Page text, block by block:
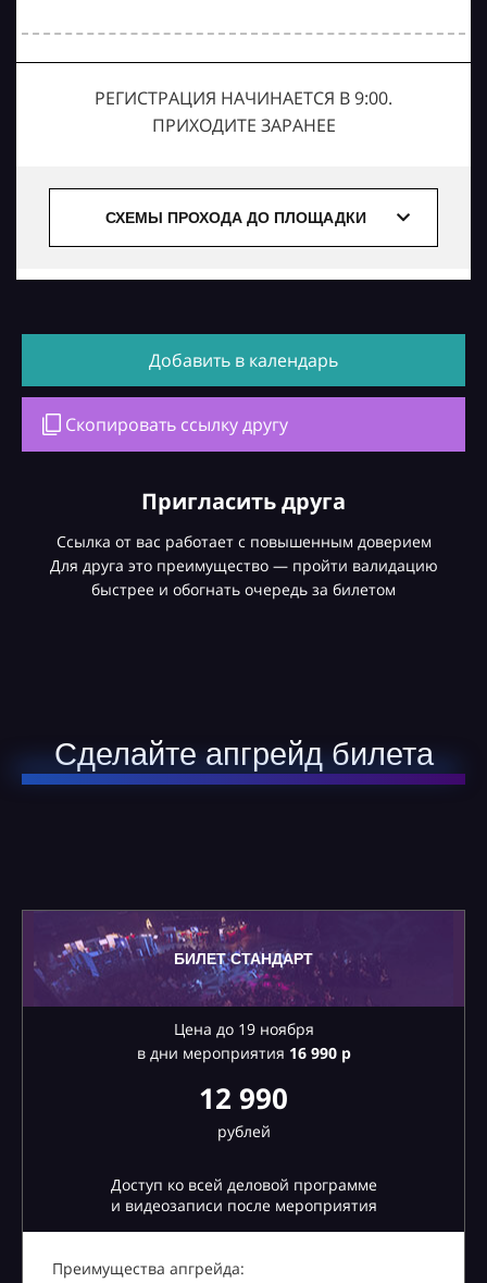
РЕГИСТРАЦИЯ НАЧИНАЕТСЯ В 9:00.
ПРИХОДИТЕ ЗАРАНЕЕ
СХЕМЫ ПРОХОДА ДО ПЛОЩАДКИ
Добавить в календарь
Скопировать ссылку другу
Пригласить друга
Ссылка от вас работает с повышенным доверием
Для друга это преимущество — пройти валидацию
быстрее и обогнать очередь за билетом
Сделайте апгрейд билета
БИЛЕТ СТАНДАРТ
Цена до 19 ноября
в дни мероприятия 16990 р
12 990
рублей
Доступ ко всей деловой программе
и видеозаписи после мероприятия
Преимущества апгрейда: